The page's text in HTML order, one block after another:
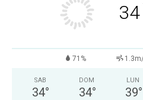
34
71%
SAB
34°
DOM
34°
LUN
39°